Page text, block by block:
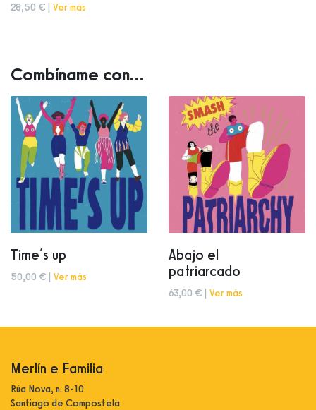
28,50 € | Ver más
Combíname con...
Time´s up
50,00 € | Ver más
Abajo el
patriarcado
63,00 € | Ver más
Merlín e Familia
Rúa Nova, n. 8-10
Santiago de Compostela